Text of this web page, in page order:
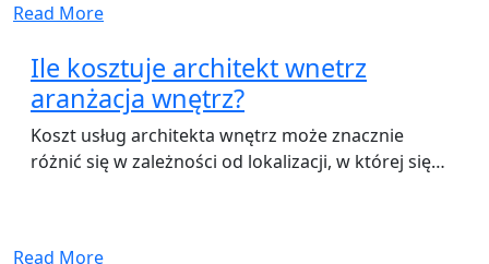
Read More
Ile kosztuje architekt wnetrz
aranżacja wnętrz?
Koszt usług architekta wnętrz może znacznie
różnić się w zależności od lokalizacji, w której się…
Read More